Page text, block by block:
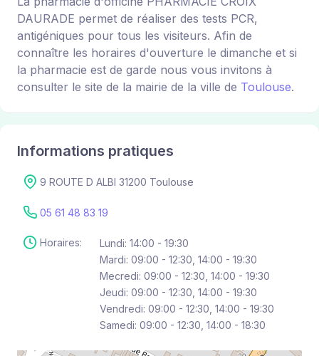
DAURADE permet de réaliser des tests PCR,
antigéniques pour tous les visiteurs. Afin de
connaître les horaires d'ouverture le dimanche et si
la pharmacie est de garde nous vous invitons à
consulter le site de la mairie de la ville de Toulouse.
Informations pratiques
9 ROUTE D ALBI 31200 Toulouse
05 61 48 83 19
Horaires:
Lundi: 14:00 - 19:30
Mardi: 09:00 - 12:30, 14:00 - 19:30
Mecredi: 09:00 - 12:30, 14:00 - 19:30
Jeudi: 09:00 - 12:30, 14:00 - 19:30
Vendredi: 09:00 - 12:30, 14:00 - 19:30
Samedi: 09:00 - 12:30, 14:00 - 18:30